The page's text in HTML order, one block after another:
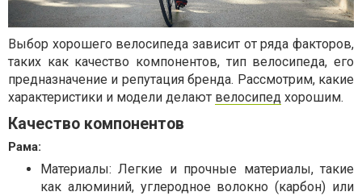
Выбор хорошего велосипеда зависит от ряда факторов,
таких как качество компонентов, тип велосипеда, его
предназначение и репутация бренда. Рассмотрим, какие
характеристики и модели делают велосипед хорошим.
Качество компонентов
Рама:
Материалы: Легкие и прочные материалы, такие
как алюминий, углеродное волокно (карбон) или